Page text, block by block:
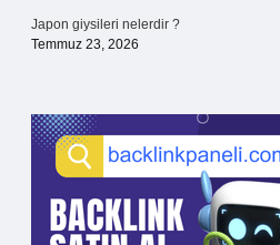
Japon giysileri nelerdir ?
Temmuz 23, 2026